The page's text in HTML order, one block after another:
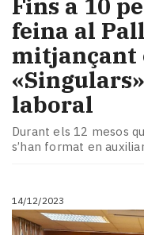
Fins a 10
feina al
mitjançant
laboral
Durant els 12 mesos
s’han format en
14/12/2023